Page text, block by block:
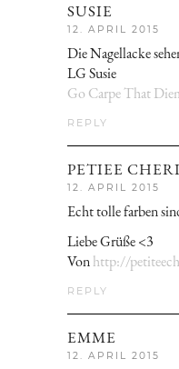
SUSIE
12. APRIL 2015
Die Nagellacke
LG Susie
Go Carpe That
REPLY
PETIEE
12. APRIL 2015
Echt tolle farben
Liebe Grüße <3
Vonhttp://
REPLY
EMME
12. APRIL 2015